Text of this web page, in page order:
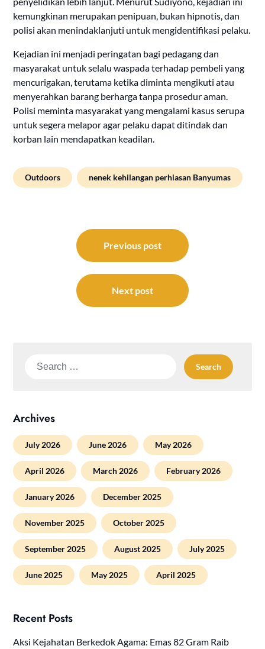
kemungkinan merupakan penipuan, bukan hipnotis, dan
polisi akan menindaklanjuti untuk mengidentifikasi pelaku.
Kejadian ini menjadi peringatan bagi pedagang dan
masyarakat untuk selalu waspada terhadap pembeli yang
mencurigakan, terutama ketika diminta mengikuti atau
menyerahkan barang berharga tanpa prosedur aman.
Polisi meminta masyarakat yang mengalami kasus serupa
untuk segera melapor agar pelaku dapat ditindak dan
korban lain mendapatkan keadilan.
Outdoors nenek kehilangan perhiasan Banyumas
navigation
Previous post
Next post
Search
Archives
July 2026 June 2026 May 2026
April 2026 March 2026 February 2026
January 2026 December 2025
November 2025 October 2025
September 2025 August 2025 July 2025
June 2025 May 2025 April 2025
Recent Posts
Aksi Kejahatan Berkedok Agama: Emas 82 Gram Raib